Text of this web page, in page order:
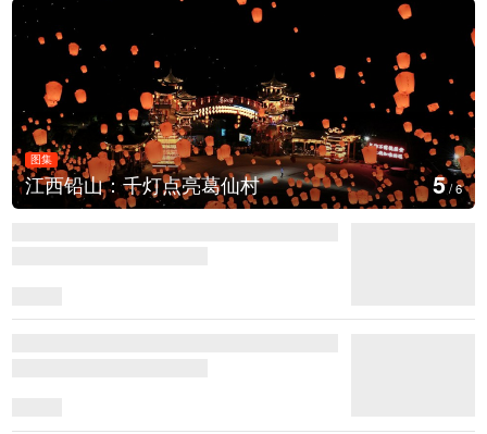
村
图集
上海：七彩稻田画迎最
6/6